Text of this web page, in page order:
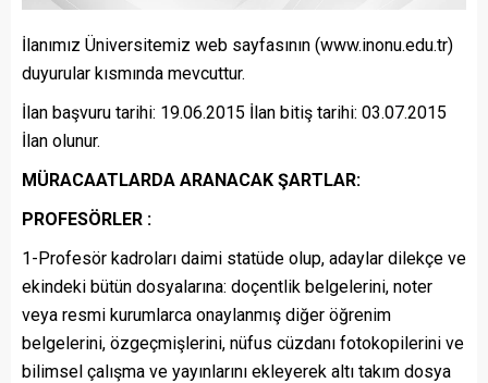
İlanımız Üniversitemiz web sayfasının (www.inonu.edu.tr)
duyurular kısmında mevcuttur.
İlan başvuru tarihi: 19.06.2015 İlan bitiş tarihi: 03.07.2015
İlan olunur.
MÜRACAATLARDA ARANACAK ŞARTLAR:
PROFESÖRLER :
1-Profesör kadroları daimi statüde olup, adaylar dilekçe ve
ekindeki bütün dosyalarına: doçentlik belgelerini, noter
veya resmi kurumlarca onaylanmış diğer öğrenim
belgelerini, özgeçmişlerini, nüfus cüzdanı fotokopilerini ve
bilimsel çalışma ve yayınlarını ekleyerek altı takım dosya